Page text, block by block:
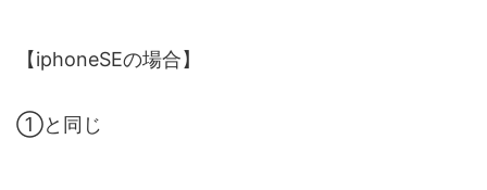
【iphoneSEの場合】
①と同じ